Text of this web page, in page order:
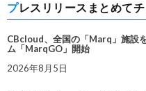
プレスリリースまとめて
CBcloud、全国の「Marq」施設
ム「MarqGO」開始
2026年8月5日